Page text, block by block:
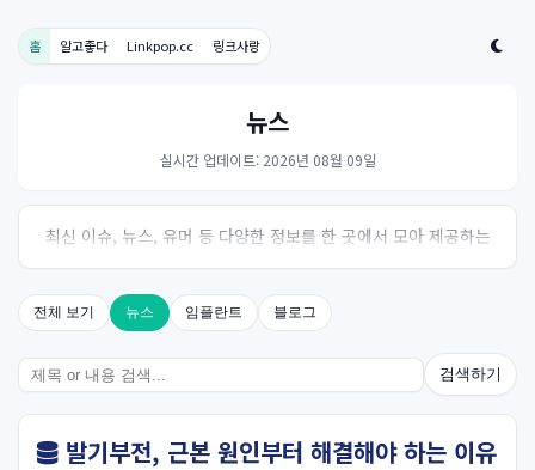
홈 알고좋다 Linkpop.cc 링크사랑
뉴스
실시간 업데이트: 2026년 08월 09일
최신 이슈, 뉴스, 유머 등 다양한 정보를 한 곳에서 모아 제공하는
사이트입니다. 오늘의 핫이슈를 한눈에 살펴보세요.
전체 보기 뉴스 임플란트 블로그
검색하기
발기부전, 근본 원인부터 해결해야 하는 이유